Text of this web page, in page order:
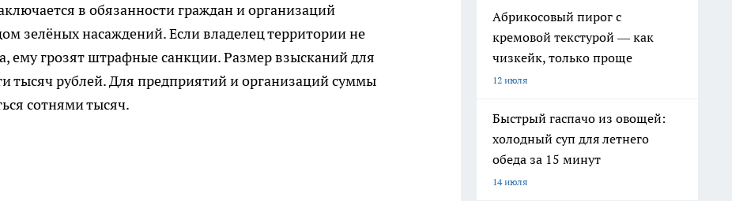
в обязанности граждан и организаций
зелёных насаждений. Если владелец территории не
ему грозят штрафные санкции. Размер взысканий для
тысяч рублей. Для предприятий и организаций суммы
сотнями тысяч.
Абрикосовый пирог с
кремовой текстурой — как
чизкейк, только проще
12 июля
Быстрый гаспачо из овощей:
холодный суп для летнего
обеда за 15 минут
14 июля